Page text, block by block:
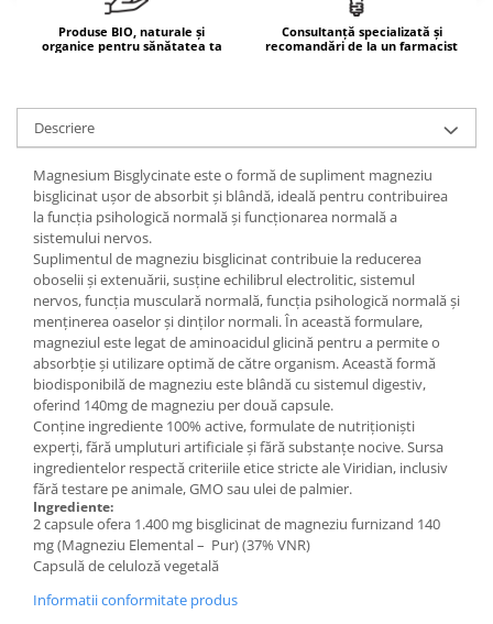
Mary & May
COSRX
OOTD
Cettua
Haruharu Wonder
Medicube
ARIUL
Dr. Althea
DELLA BORN
Seleniu
Spirulina
Ulei de cocos
Ulei de peste
Ulei MCT
Vitamina A
Vitamina B
Vitamina C
Vitamina D
Vitamina E
Vitamina K
Zinc
Cătină
Chlorella
Colina
Electroliti
Produse BIO, naturale și
organice pentru sănătatea ta
Consultanță specializată și
recomandări de la un farmacist
Descriere
Magnesium Bisglycinate este o formă de supliment magneziu
bisglicinat ușor de absorbit și blândă, ideală pentru contribuirea
la funcția psihologică normală și funcționarea normală a
sistemului nervos.
Suplimentul de magneziu bisglicinat contribuie la reducerea
oboselii și extenuării, susține echilibrul electrolitic, sistemul
nervos, funcția musculară normală, funcția psihologică normală și
menținerea oaselor și dinților normali. În această formulare,
magneziul este legat de aminoacidul glicină pentru a permite o
absorbție și utilizare optimă de către organism. Această formă
biodisponibilă de magneziu este blândă cu sistemul digestiv,
oferind 140mg de magneziu per două capsule.
Conține ingrediente 100% active, formulate de nutriționiști
experți, fără umpluturi artificiale și fără substanțe nocive. Sursa
ingredientelor respectă criteriile etice stricte ale Viridian, inclusiv
fără testare pe animale, GMO sau ulei de palmier.
Ingrediente:
2 capsule ofera 1.400 mg bisglicinat de magneziu furnizand 140
mg (Magneziu Elemental – Pur) (37% VNR)
Capsulă de celuloză vegetală
Informatii conformitate produs